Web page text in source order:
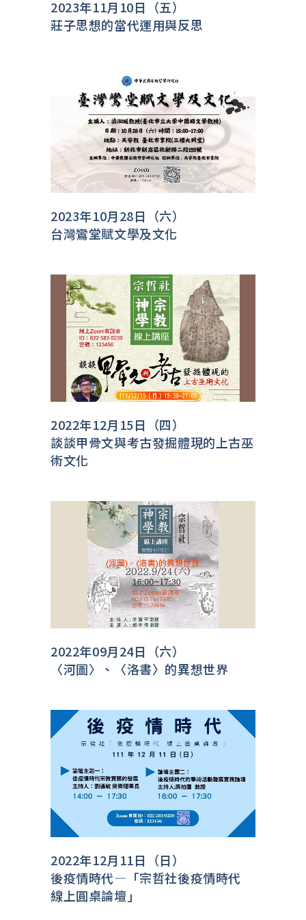
2023年11月10日（五）
莊子思想的當代運用與反思
2023年10月28日（六）
台灣鸞堂賦文學及文化
2022年12月15日（四）
談談甲骨文與考古發掘體現的上古巫
術文化
2022年09月24日（六）
〈河圖〉、〈洛書〉的異想世界
2022年12月11日（日）
後疫情時代—「宗哲社後疫情時代
線上圓桌論壇」